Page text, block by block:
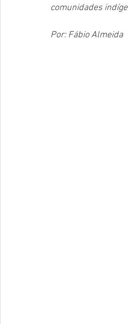
comunidades
Por: Fábio Almeida